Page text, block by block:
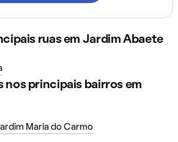
ruas em Jardim Abaete
nos principais bairros em
Maria do Carmo